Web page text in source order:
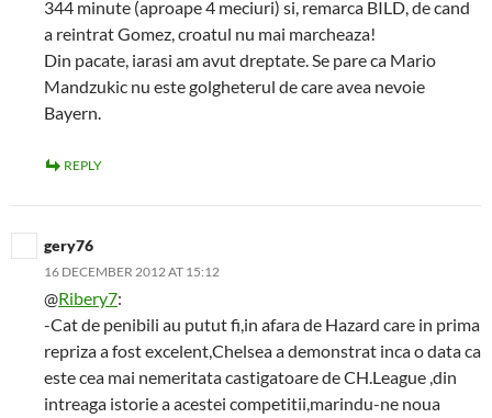
344 minute (aproape 4 meciuri) si, remarca BILD, de cand
a reintrat Gomez, croatul nu mai marcheaza!
Din pacate, iarasi am avut dreptate. Se pare ca Mario
Mandzukic nu este golgheterul de care avea nevoie
Bayern.
REPLY
gery76
16 DECEMBER 2012 AT 15:12
@Ribery7:
-Cat de penibili au putut fi,in afara de Hazard care in prima
repriza a fost excelent,Chelsea a demonstrat inca o data ca
este cea mai nemeritata castigatoare de CH.League ,din
intreaga istorie a acestei competitii,marindu-ne noua